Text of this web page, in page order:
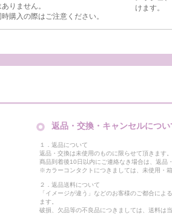
りません。
購入の際はご注意ください。
けます。
返品・交換・キャンセルについ
１．返品について
返品・交換は未使用のものに限らせて頂きます。
商品到着後10日以内にご連絡なき場合は、返品
※カラーコンタクトにつきましては、未使用・
２．返品送料について
「イメージが違う」などのお客様のご都合に
ます。
破損、欠品等の不良品につきましては、送料は